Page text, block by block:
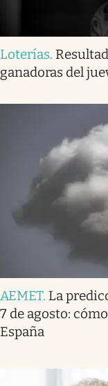
Loterías.
ganadoras del
AEMET. La
7 de agosto:
España